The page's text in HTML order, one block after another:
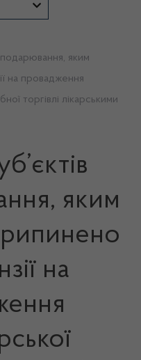
яким
на провадження
торгівлі лікарськими
яким
на